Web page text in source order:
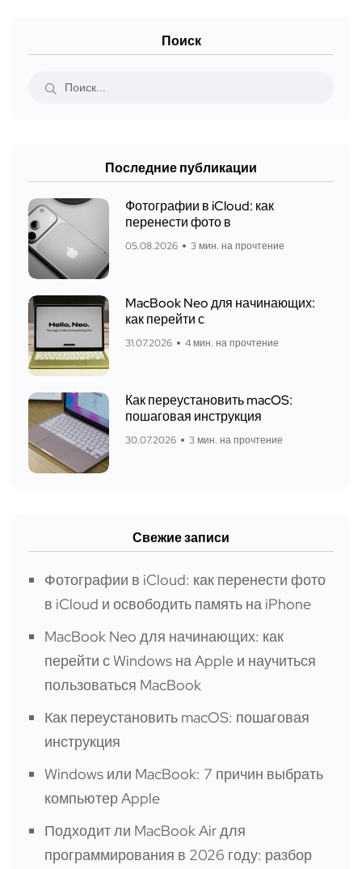
Поиск
Последние публикации
Фотографии в iCloud: как
перенести фото в
05.08.2026 3 мин. на прочтение
MacBook Neo для начинающих:
как перейти с
31.07.2026 4 мин. на прочтение
Как переустановить macOS:
пошаговая инструкция
30.07.2026 3 мин. на прочтение
Свежие записи
Фотографии в iCloud: как перенести фото
в iCloud и освободить память на iPhone
MacBook Neo для начинающих: как
перейти с Windows на Apple и научиться
пользоваться MacBook
Как переустановить macOS: пошаговая
инструкция
Windows или MacBook: 7 причин выбрать
компьютер Apple
Подходит ли MacBook Air для
программирования в 2026 году: разбор